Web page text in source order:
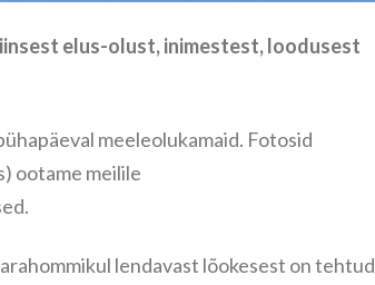
elus-olust, inimestest, loodusest
meeleolukamaid. Fotosid
ootame meilile
lendavast lõokesest on tehtud